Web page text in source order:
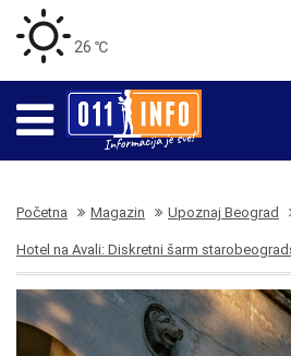
26 ℃
Početna Magazin Upoznaj Beograd
Hotel na Avali: Diskretni šarm